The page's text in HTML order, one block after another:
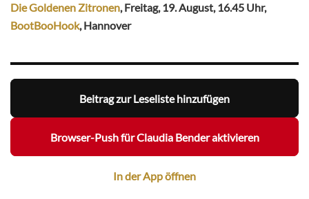
Die Goldenen Zitronen, Freitag, 19. August, 16.45 Uhr,
BootBooHook, Hannover
Beitrag zur Leseliste hinzufügen
Browser-Push für Claudia Bender aktivieren
In der App öffnen